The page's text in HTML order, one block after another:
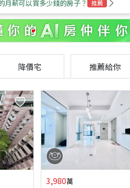
月薪可以買多少錢的房子？ 推薦
降價宅 推薦給你
3,980萬